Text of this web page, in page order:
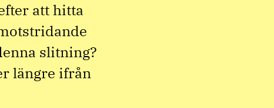
att hitta
slitning?
längre ifrån